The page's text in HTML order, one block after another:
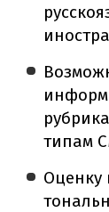
типам
Оценку